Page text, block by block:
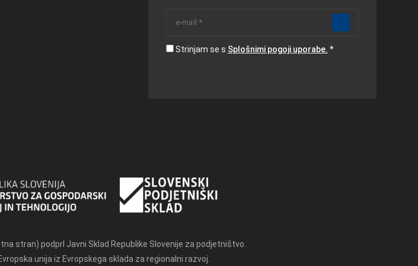
Strinjam se s Splošnimi pogoji uporabe.
stran) podprl Javni Sklad Republike Slovenije za podjetništvo.
unija iz Evropskega sklada za regionalni razvoj.